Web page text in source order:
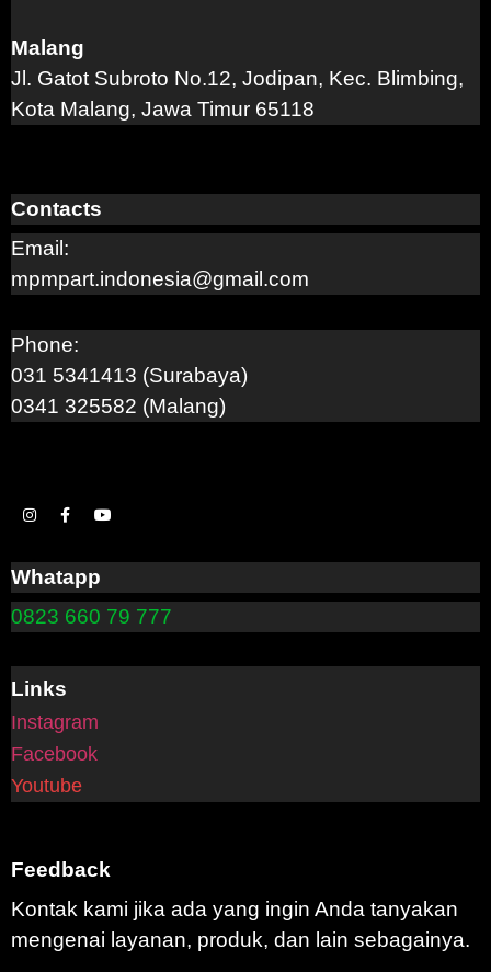
Malang
Jl. Gatot Subroto No.12, Jodipan, Kec. Blimbing,
Kota Malang, Jawa Timur 65118
Contacts
Email:
mpmpart.indonesia@gmail.com
Phone:
031 5341413 (Surabaya)
0341 325582 (Malang)
Whatapp
0823 660 79 777
Links
Instagram
Facebook
Youtube
Feedback
Kontak kami jika ada yang ingin Anda tanyakan
mengenai layanan, produk, dan lain sebagainya.